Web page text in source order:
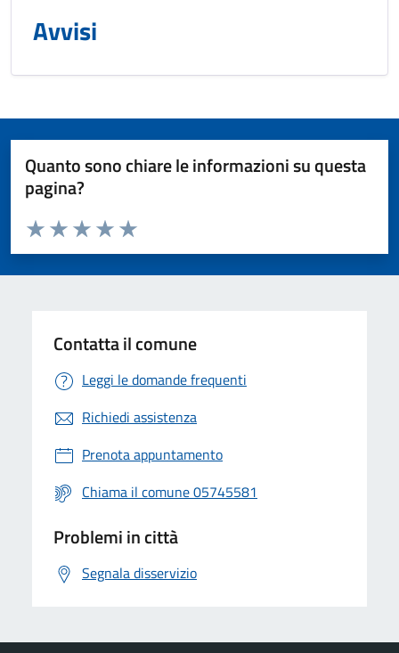
Avvisi
Quanto sono chiare le informazioni su questa
pagina?
Valuta da 1 a 5 stelle la pagina
Valuta 5 stelle su 5
Valuta 4 stelle su 5
Valuta 3 stelle su 5
Valuta 2 stelle su 5
Valuta 1 stelle su 5
Contatta il comune
Leggi le domande frequenti
Richiedi assistenza
Prenota appuntamento
Chiama il comune 05745581
Problemi in città
Segnala disservizio